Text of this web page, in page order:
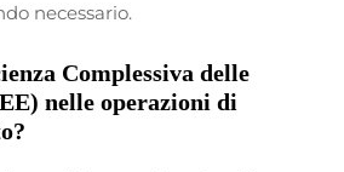
necessario.
Complessiva delle
nelle operazioni di